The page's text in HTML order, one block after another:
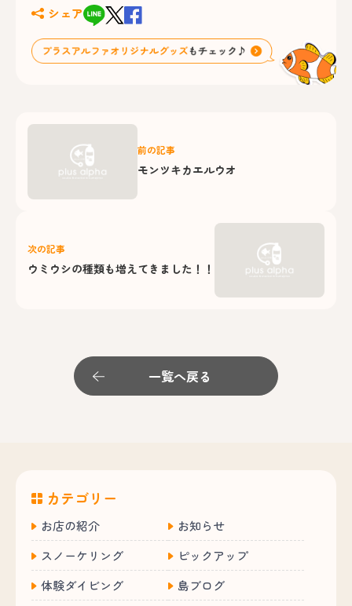
シェア
前の記事
モンツキカエルウオ
次の記事
ウミウシの種類も増えてきました！！
一覧へ戻る
カテゴリー
お店の紹介
お知らせ
スノーケリング
ピックアップ
体験ダイビング
島ブログ